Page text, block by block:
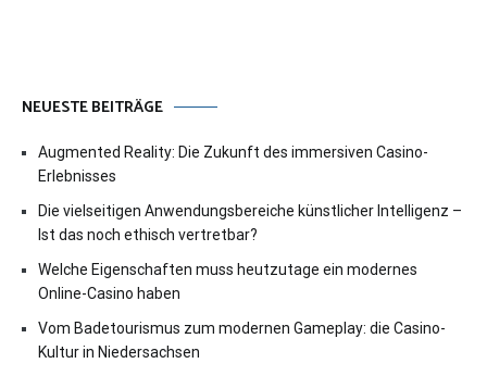
NEUESTE BEITRÄGE
Augmented Reality: Die Zukunft des immersiven Casino-
Erlebnisses
Die vielseitigen Anwendungsbereiche künstlicher Intelligenz –
Ist das noch ethisch vertretbar?
Welche Eigenschaften muss heutzutage ein modernes
Online-Casino haben
Vom Badetourismus zum modernen Gameplay: die Casino-
Kultur in Niedersachsen